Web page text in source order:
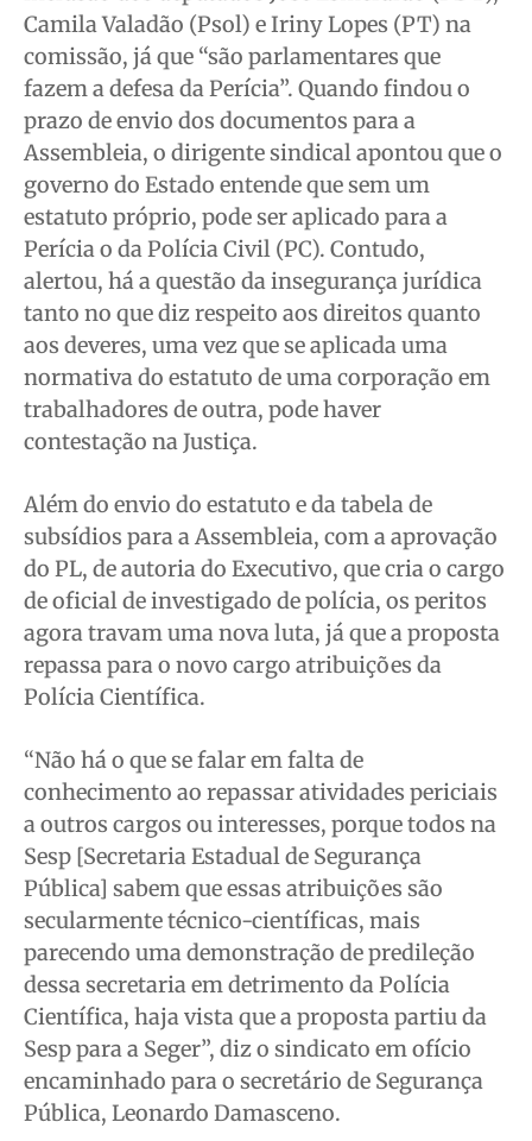
Camila Valadão (Psol) e Iriny Lopes (PT) na
comissão, já que “são parlamentares que
fazem a defesa da Perícia”. Quando findou o
prazo de envio dos documentos para a
Assembleia, o dirigente sindical apontou que o
governo do Estado entende que sem um
estatuto próprio, pode ser aplicado para a
Perícia o da Polícia Civil (PC). Contudo,
alertou, há a questão da insegurança jurídica
tanto no que diz respeito aos direitos quanto
aos deveres, uma vez que se aplicada uma
normativa do estatuto de uma corporação em
trabalhadores de outra, pode haver
contestação na Justiça.
Além do envio do estatuto e da tabela de
subsídios para a Assembleia, com a aprovação
do PL, de autoria do Executivo, que cria o cargo
de oficial de investigado de polícia, os peritos
agora travam uma nova luta, já que a proposta
repassa para o novo cargo atribuições da
Polícia Científica.
“Não há o que se falar em falta de
conhecimento ao repassar atividades periciais
a outros cargos ou interesses, porque todos na
Sesp [Secretaria Estadual de Segurança
Pública] sabem que essas atribuições são
secularmente técnico-científicas, mais
parecendo uma demonstração de predileção
dessa secretaria em detrimento da Polícia
Científica, haja vista que a proposta partiu da
Sesp para a Seger”, diz o sindicato em ofício
encaminhado para o secretário de Segurança
Pública, Leonardo Damasceno.